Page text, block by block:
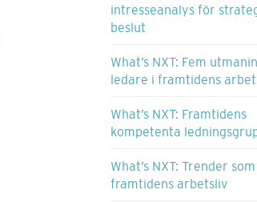
intresseanalys för
beslut
What’s NXT: Fem
ledare i framtidens
What’s NXT: Framtidens
kompetenta
What’s NXT: Trender
framtidens arbetsliv